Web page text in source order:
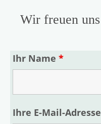
Wir freuen
Ihr Name *
Ihre E-Mail-Adresse